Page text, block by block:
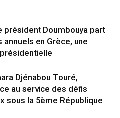
président Doumbouya part
annuels en Grèce, une
Djénabou Touré,
au service des défis
sous la 5ème République